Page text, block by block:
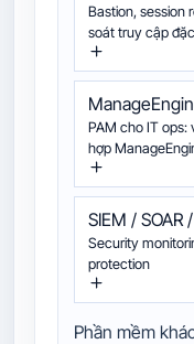
Bastion, session
soát truy cập
PAM cho IT ops:
hợp
SIEM / SOAR
Security
protection
Phần mềm